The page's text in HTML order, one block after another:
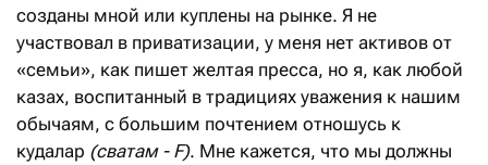
созданы мной или куплены на рынке. Я не
участвовал в приватизации, у меня нет активов от
«семьи», как пишет желтая пресса, но я, как любой
казах, воспитанный в традициях уважения к нашим
обычаям, с большим почтением отношусь к
кудалар (сватам - F). Мне кажется, что мы должны